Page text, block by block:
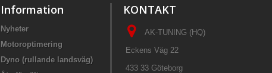
Information
Nyheter
Motoroptimering
Dyno (rullande landsväg)
KONTAKT
AK-TUNING (HQ)
Eckens Väg 22
433 33 Göteborg